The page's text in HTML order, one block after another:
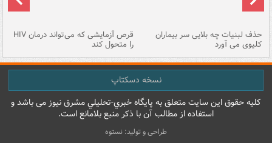
حذف لبنیات چه بلایی سر بیماران
کلیوی می آورد
قرص آزمایشی که می‌تواند درمان HIV
را متحول کند
نسخه دسکتاپ
کليه حقوق اين سايت متعلق به پایگاه خبري-تحليلي مشرق نيوز می باشد و
استفاده از مطالب آن با ذکر منبع بلامانع است.
طراحی و تولید: نستوه